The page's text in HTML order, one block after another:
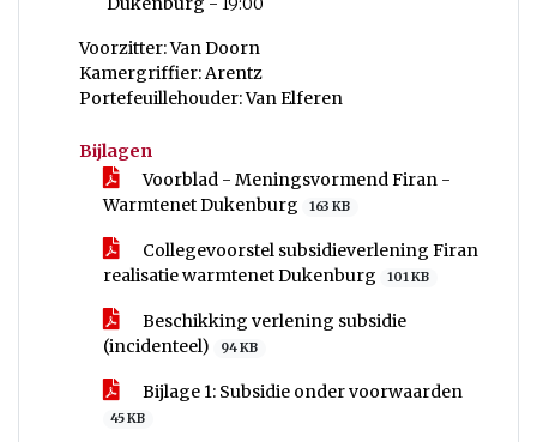
Voorzitter: Van Doorn
Kamergriffier: Arentz
Portefeuillehouder: Van Elferen
Bijlagen
Voorblad - Meningsvormend Firan -
Warmtenet Dukenburg
163 KB
Collegevoorstel subsidieverlening Firan
realisatie warmtenet Dukenburg
101 KB
Beschikking verlening subsidie
(incidenteel)
94 KB
Bijlage 1: Subsidie onder voorwaarden
45 KB